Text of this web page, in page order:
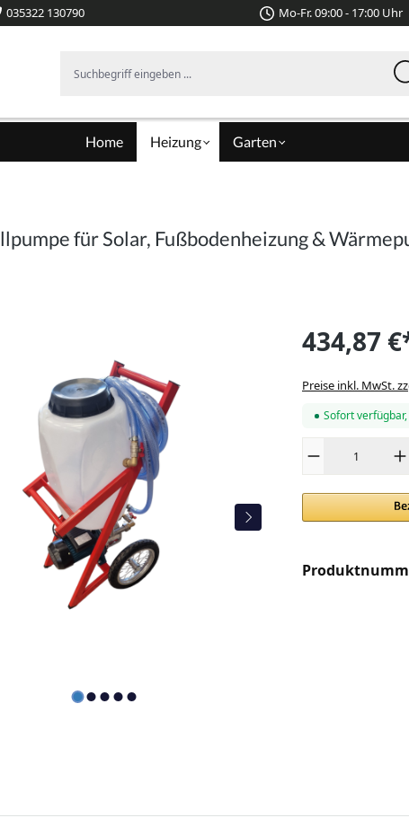
035322 130790 Mo-Fr. 09:00 - 17:00 Uhr
Home Heizung Garten
für Solar, Fußbodenheizung &
434,87
Preise inkl. MwSt.
Sofort
Produkt